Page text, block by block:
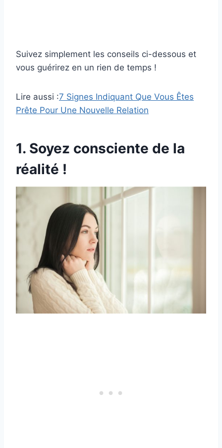
Suivez simplement les conseils ci-dessous et
vous guérirez en un rien de temps !
Lire aussi :7 Signes Indiquant Que Vous Êtes
Prête Pour Une Nouvelle Relation
1. Soyez consciente de la
réalité !